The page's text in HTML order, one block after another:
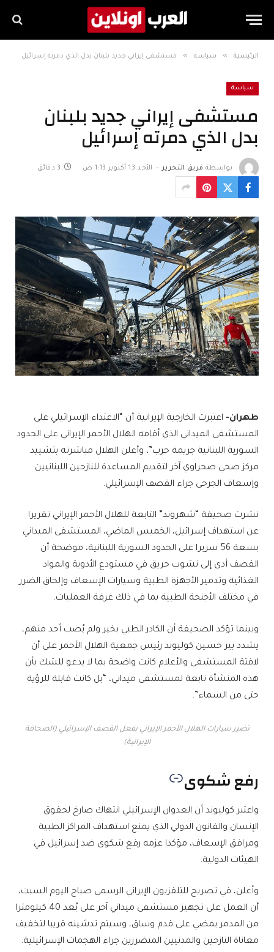
الرئيسية » سياسة » مستشفى إيراني جديد بلبنان بدل الذي دمرته إسرائيل
سياسة
مستشفى إيراني جديد بلبنان
بدل الذي دمرته إسرائيل
بواسطة فريق التحرير الأحد 13 أكتوبر 1:13 ص 3 دقائق
طهران- اعتبرت الخارجية الإيرانية أن “الاعتداء الإسرائيلي على
المستشفى الميداني الذي أقامه الهلال الأحمر الإيراني على الحدود
السورية اللبنانية جريمة حرب”، وأعلن الهلال مباشرته بتشييد
مركز صحي صحراوي آخر لتقديم المساعدة للنازحين اللبنانيين
وإسعاف الجرحى جراء القصف الإسرائيلي.
نشرت صحيفة “شهروند” التابعة للهلال الأحمر الإيراني تقريرا
عن استهداف إسرائيل، الخميس الماضي، المستشفى الميداني
بسعة 56 سريرا على الحدود السورية اللبنانية، موضحة أن
القصف أدى إلى نشوب حريق في مستودع الأدوية والمواد
الغذائية وتدمير الأجهزة الطبية وسيارات الإسعاف وإلحاق الضرر
في مختلف الأجنحة الطبية بما في ذلك غرفة العمليات.
وبينما تؤكد الصحيفة أن الكادر الطبي بخير ولم يُصب أحد منهم،
يشدد بير حسين كوليوند رئيس جمعية الهلال الأحمر على أن
لافتة المستشفى والأعلام كانت واضحة بما لا يدعو للشك بأن
هذه المنشأة تابعة لمستشفى ميداني، “بل كانت قابلة للرؤية
حتى من السماء”.
تضرر سيارات الهلال الأحمر الإيراني بفعل القصف الإسرائيلي (الصحافة
الإيرانية)
رفع شكوى
واعتبر كوليوند أن العدوان الإسرائيلي انتهاك صارخ لحقوق
الإنسان والقانون الدولي الذي يمنع استهداف المراكز الطبية
ومرافق الإسعاف، مؤكدا عزمه رفع شكوى ضد إسرائيل في
الهيئات الدولية.
وأعلن، في تصريح للتلفزيون الإيراني الرسمي صباح اليوم السبت،
أن العمل على تجهيز مستشفى ميداني آخر على بُعد 40 كيلومترا
من المدمر يمضي على قدم وساق، وسيتم تدشينه قريبا لتخفيف
معاناة النازحين والمدنيين المتضررين جراء الهجمات الإسرائيلية.